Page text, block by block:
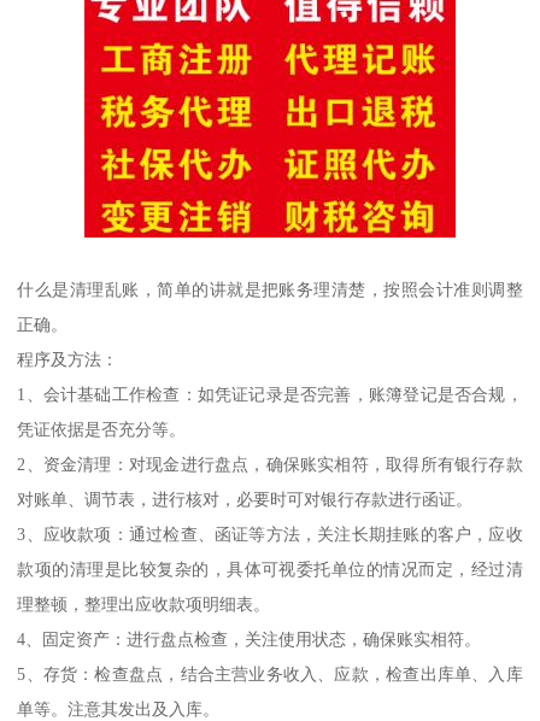
什么是清理乱账，简单的讲就是把账务理清楚，按照会计准则调整
正确。
程序及方法：
1、会计基础工作检查：如凭证记录是否完善，账簿登记是否合规，
凭证依据是否充分等。
2、资金清理：对现金进行盘点，确保账实相符，取得所有银行存款
对账单、调节表，进行核对，必要时可对银行存款进行函证。
3、应收款项：通过检查、函证等方法，关注长期挂账的客户，应收
款项的清理是比较复杂的，具体可视委托单位的情况而定，经过清
理整顿，整理出应收款项明细表。
4、固定资产：进行盘点检查，关注使用状态，确保账实相符。
5、存货：检查盘点，结合主营业务收入、应款，检查出库单、入库
单等。注意其发出及入库。